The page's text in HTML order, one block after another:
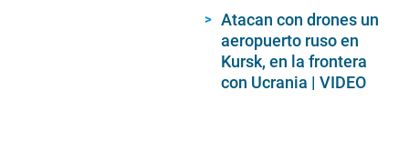
Atacan con drones un
aeropuerto ruso en
Kursk, en la frontera
con Ucrania | VIDEO